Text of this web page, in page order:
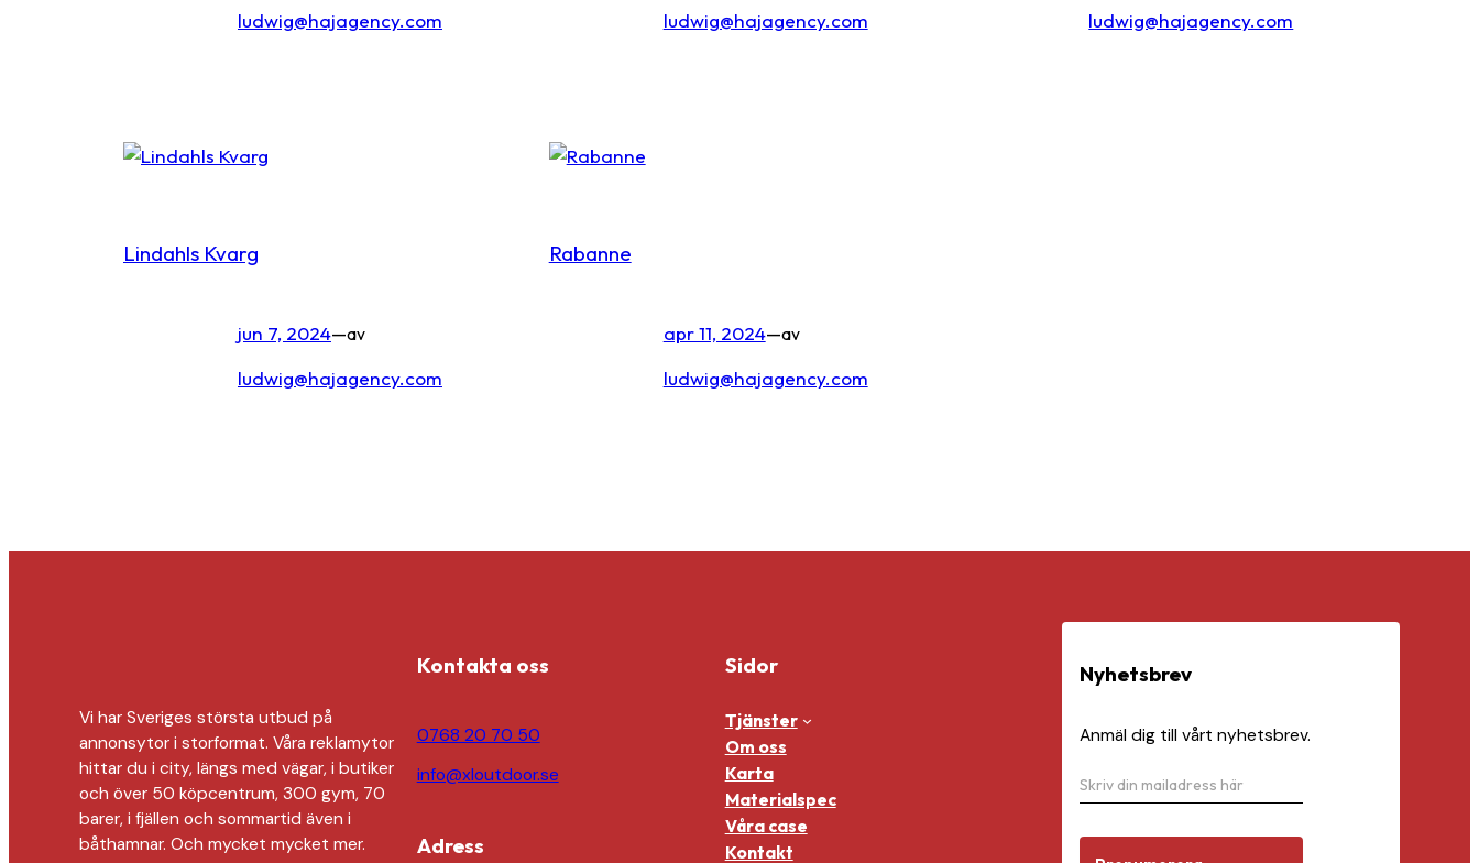
ludwig@hajagency.com ludwig@hajagency.com ludwig@hajagency.com
Lindahls Kvarg
jun 7, 2024—av
ludwig@hajagency.com
Rabanne
apr 11, 2024—av
ludwig@hajagency.com
Vi har Sveriges största utbud på
annonsytor i storformat. Våra reklamytor
hittar du i city, längs med vägar, i butiker
och över 50 köpcentrum, 300 gym, 70
barer, i fjällen och sommartid även i
båthamnar. Och mycket mycket mer.
Kontakta oss
0768 20 70 50
info@xloutdoor.se
Adress
Sidor
Tjänster
Om oss
Karta
Materialspec
Våra case
Kontakt
Nyhetsbrev
Anmäl dig till vårt nyhetsbrev.
N
y
h
O
m
d